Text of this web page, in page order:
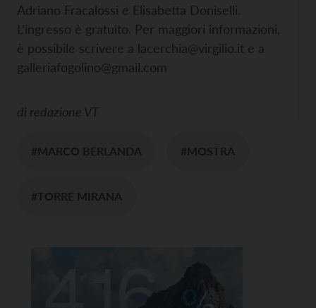
Adriano Fracalossi e Elisabetta Doniselli.
L’ingresso è gratuito. Per maggiori informazioni,
è possibile scrivere a lacerchia@virgilio.it e a
galleriafogolino@gmail.com
di redazione VT
#MARCO BERLANDA #MOSTRA
#TORRE MIRANA